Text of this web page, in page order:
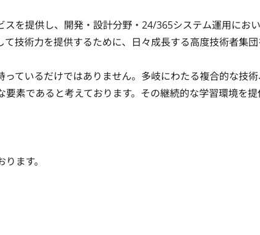
を提供し、開発・設計分野・24/365システム運用にお
技術力を提供するために、日々成長する高度技術者集
ているだけではありません。多岐にわたる複合的な技
素であると考えております。その継続的な学習環境を
ます。